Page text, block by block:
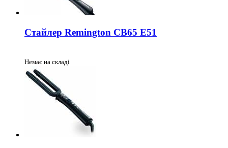
Стайлер Remington CB65 E51
Немає на складі